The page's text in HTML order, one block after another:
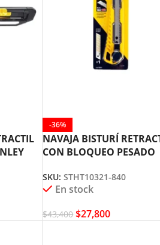
-36%
NAVAJA BISTURÍ
CON BLOQUEO PESADO
SKU:STHT10321-840
En stock
$43,400 $27,800